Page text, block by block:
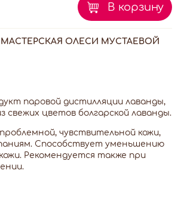
В корзину
МАСТЕРСКАЯ ОЛЕСИ МУСТАЕВОЙ
паровой дистилляции лаванды,
свежих цветов болгарской лаванды.
чувствительной кожи,
Способствует уменьшению
Рекомендуется также при